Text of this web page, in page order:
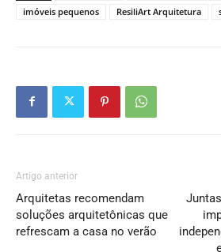
imóveis pequenos ResiliArt Arquitetura
Artigo anterior
Arquitetas recomendam
soluções arquitetônicas que
refrescam a casa no verão